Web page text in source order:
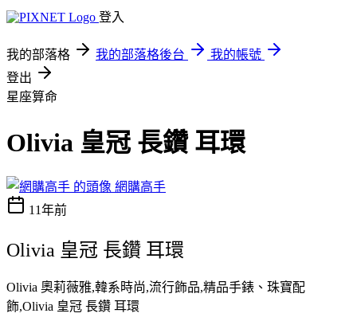
登入
我的部落格 我的部落格後台
我的帳號
登出
星座算命
Olivia 皇冠 長鑽 耳環
網購高手
11年前
Olivia 皇冠 長鑽 耳環
Olivia 奧莉薇雅,韓系時尚,流行飾品,精品手錶、珠寶配
飾,Olivia 皇冠 長鑽 耳環